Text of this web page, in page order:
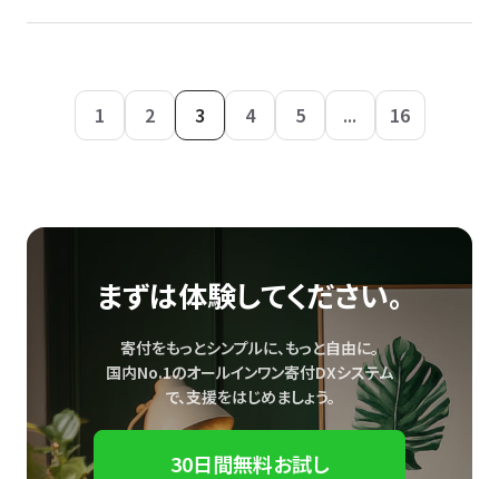
1 2 3 4 5 ... 16
まずは体験してください。
寄付をもっとシンプルに、もっと自由に。
国内No.1のオールインワン寄付DXシステム
で、支援をはじめましょう。
30日間無料お試し